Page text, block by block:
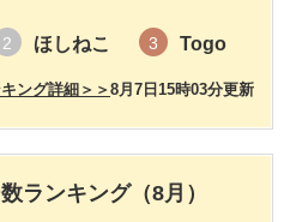
2 ほしねこ 3 Togo
8月7日15時03分更新
ング詳細＞＞
ランキング（8月）